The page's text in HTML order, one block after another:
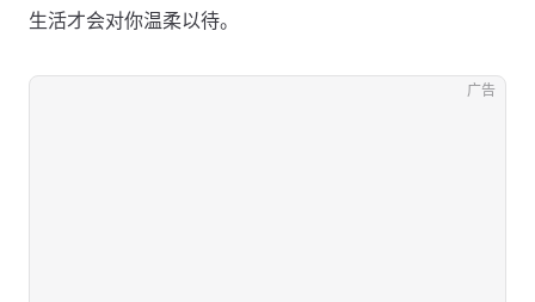
生活才会对你温柔以待。
广告